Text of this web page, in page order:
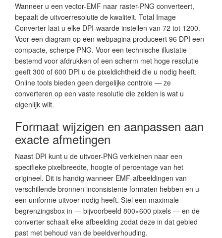
Wanneer u een vector-EMF naar raster-PNG converteert,
bepaalt de uitvoerresolutie de kwaliteit. Total Image
Converter laat u elke DPI-waarde instellen van 72 tot 1200.
Voor een diagram op een webpagina produceert 96 DPI een
compacte, scherpe PNG. Voor een technische illustatie
bestemd voor afdrukken of een scherm met hoge resolutie
geeft 300 of 600 DPI u de pixeldichtheid die u nodig heeft.
Online tools bieden geen dergelijke controle — ze
converteren op een vaste resolutie die zelden is wat u
eigenlijk wilt.
Formaat wijzigen en aanpassen aan
exacte afmetingen
Naast DPI kunt u de uitvoer-PNG verkleinen naar een
specifieke pixelbreedte, hoogte of percentage van het
origineel. Dit is handig wanneer EMF-afbeeldingen van
verschillende bronnen inconsistente formaten hebben en u
een uniforme uitvoer nodig heeft. Stel een maximale
begrenzingsbox in — bijvoorbeeld 800×600 pixels — en de
converter schaalt elke afbeelding zodat deze in dat gebied
past met behoud van de beeldverhouding.